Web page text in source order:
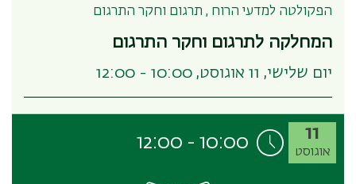
הפקולטה למדעי הרוח , תרגום וחקר התרגום
המחלקה לתרגום וחקר התרגום
יום שלישי, 11 אוגוסט, 10:00 - 12:00
11
אוגוסט 10:00
-
12:00